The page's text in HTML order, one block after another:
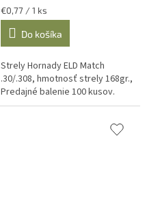
Jednotková
cena:
€0,77 / 1 ks
Do košíka
Strely Hornady ELD Match
.30/.308, hmotnosť strely 168gr.,
Predajné balenie 100 kusov.